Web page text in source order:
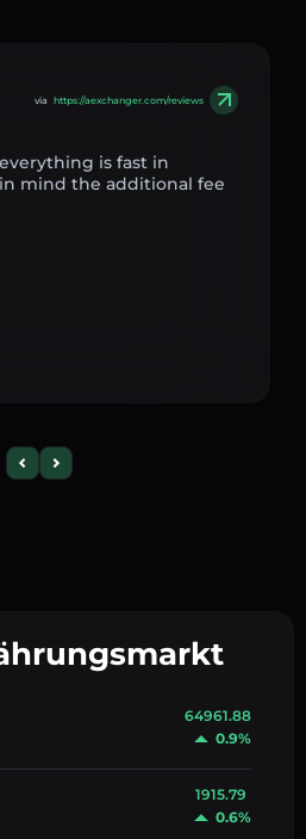
via https://aexchanger.com/reviews
is fast in
mind the additional fee
64961.88
0.9%
1915.79
0.6%